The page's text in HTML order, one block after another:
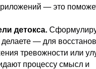
— это
детокса.
— для
тревожности или
процессу смысл и